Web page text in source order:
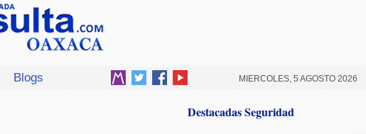
Blogs MIERCOLES, 5 AGOSTO 2026
Destacadas Seguridad